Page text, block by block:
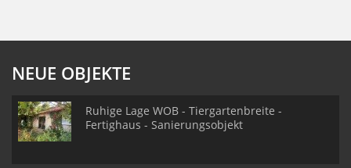
NEUE OBJEKTE
Ruhige Lage WOB - Tiergartenbreite -
Fertighaus - Sanierungsobjekt